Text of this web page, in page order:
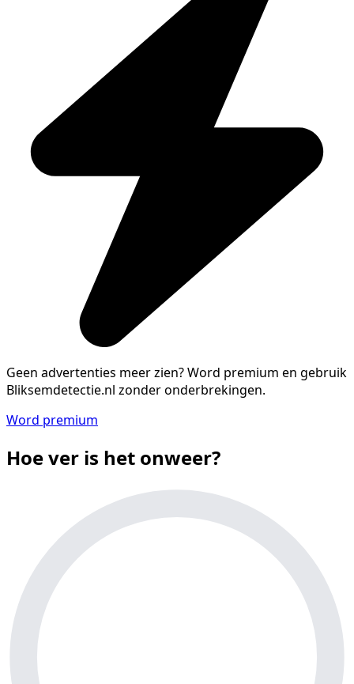
Geen advertenties meer zien?Word premium en gebruik
Bliksemdetectie.nl zonder onderbrekingen.
Word premium
Hoe ver is het onweer?